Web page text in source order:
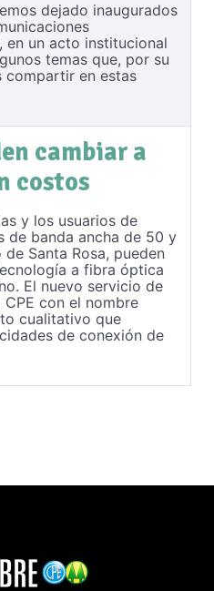
dejado inaugurados
en un acto institucional
temas que, por su
compartir en estas
cambiar a
costos
y los usuarios de
de banda ancha de 50 y
Santa Rosa, pueden
a fibra óptica
El nuevo servicio de
con el nombre
cualitativo que
de conexión de